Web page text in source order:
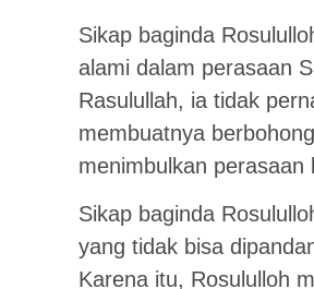
Sikap baginda
alami dalam perasaan
Rasulullah, ia tidak
membuatnya
menimbulkan perasaan
Sikap baginda
yang tidak bisa
Karena itu, Rosululloh